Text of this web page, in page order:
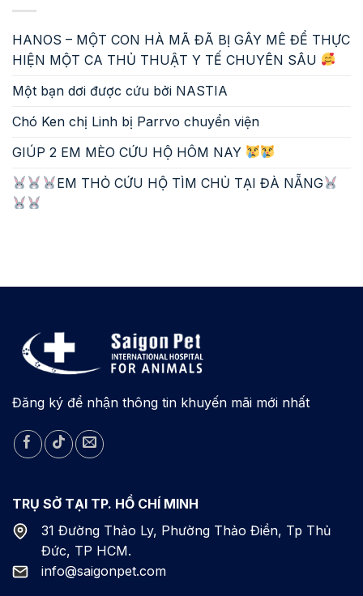
HANOS – MỘT CON HÀ MÃ ĐÃ BỊ GÂY MÊ ĐỂ THỰC
HIỆN MỘT CA THỦ THUẬT Y TẾ CHUYÊN SÂU
Một bạn dơi được cứu bởi NASTIA
Chó Ken chị Linh bị Parrvo chuyển viện
GIÚP 2 EM MÈO CỨU HỘ HÔM NAY
EM THỎ CỨU HỘ TÌM CHỦ TẠI ĐÀ NẴNG
Đăng ký để nhận thông tin khuyến mãi mới nhất
TRỤ SỞ TẠI TP. HỒ CHÍ MINH
31 Đường Thảo Ly, Phường Thảo Điền, Tp Thủ
Đức, TP HCM.
info@saigonpet.com